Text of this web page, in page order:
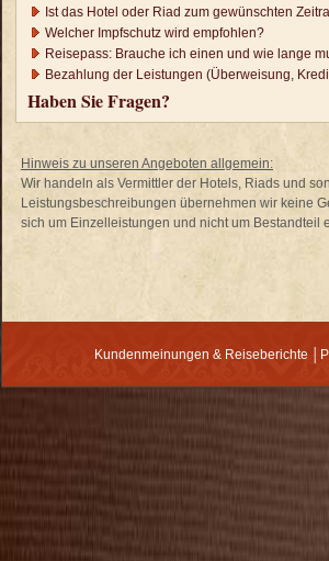
Ist das Hotel oder Riad zum gewünschten
Welcher Impfschutz wird empfohlen?
Reisepass: Brauche ich einen und wie lange
Bezahlung der Leistungen (Überweisung,
Haben Sie Fragen?
Hinweis zu unseren Angeboten allgemein:
Wir handeln als Vermittler der Hotels, Riads und
Leistungsbeschreibungen übernehmen wir keine
sich um Einzelleistungen und nicht um Bestandteil
Kundenmeinungen & Reiseberichte